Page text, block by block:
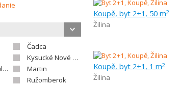
Čadca
Kysucké Nové Mesto
Martin
Ružomberok
Koupě, byt 2+1, 50 m2
Žilina
Koupě, byt 2+1, 1 m2
Žilina